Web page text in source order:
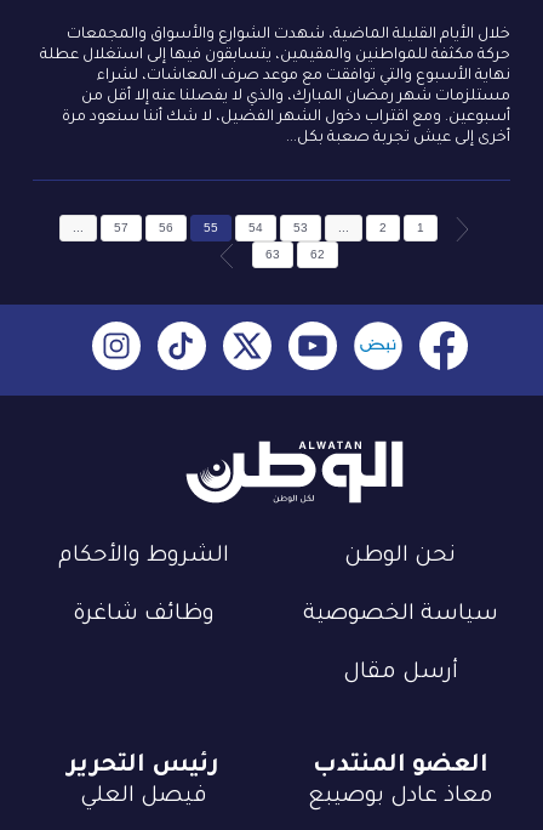
خلال الأيام القليلة الماضية، شهدت الشوارع والأسواق والمجمعات
حركة مكثفة للمواطنين والمقيمين، يتسابقون فيها إلى استغلال عطلة
نهاية الأسبوع والتي توافقت مع موعد صرف المعاشات، لشراء
مستلزمات شهر رمضان المبارك، والذي لا يفصلنا عنه إلا أقل من
أسبوعين. ومع اقتراب دخول الشهر الفضيل، لا شك أننا سنعود مرة
أخرى إلى عيش تجربة صعبة بكل...
1
2
...
53
54
55
56
57
...
62
63
نحن الوطن الشروط والأحكام
سياسة الخصوصية وظائف شاغرة
أرسل مقال
العضو المنتدب
معاذ عادل بوصيبع
رئيس التحرير
فيصل العلي